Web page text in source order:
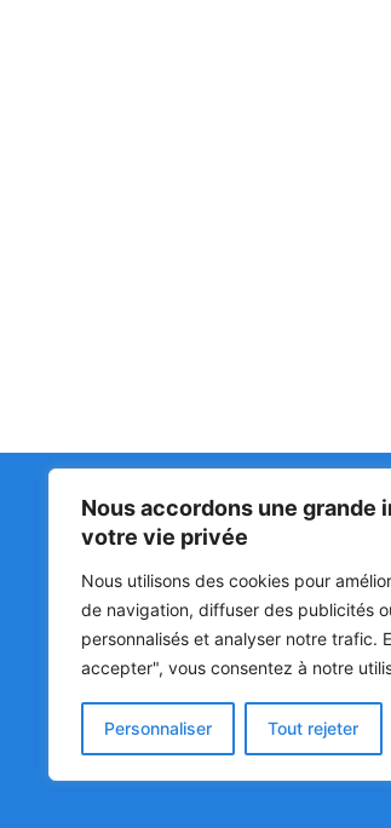
Nous accordons une grande
votre vie privée
Nous utilisons des cookies pour
de navigation, diffuser des publicités
personnalisés et analyser notre trafic.
accepter", vous consentez à notre
Personnaliser Tout rejeter
Matin Libre
Premiers sur l'info !